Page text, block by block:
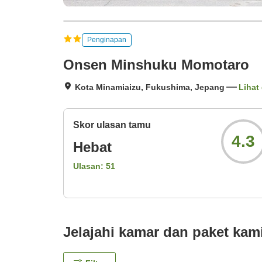
Penginapan
Onsen Minshuku Momotaro
Kota Minamiaizu, Fukushima, Jepang Lihat
Skor ulasan tamu
Hebat
Ulasan: 51
4.3
Jelajahi kamar dan paket